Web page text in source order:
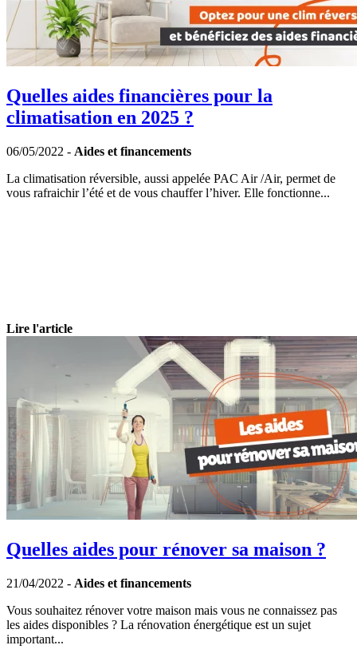
Quelles aides financières pour la
climatisation en 2025 ?
06/05/2022 - Aides et financements
La climatisation réversible, aussi appelée PAC Air /Air, permet de
vous rafraichir l’été et de vous chauffer l’hiver. Elle fonctionne...
Lire l'article
Quelles aides pour rénover sa maison ?
21/04/2022 - Aides et financements
Vous souhaitez rénover votre maison mais vous ne connaissez pas
les aides disponibles ? La rénovation énergétique est un sujet
important...